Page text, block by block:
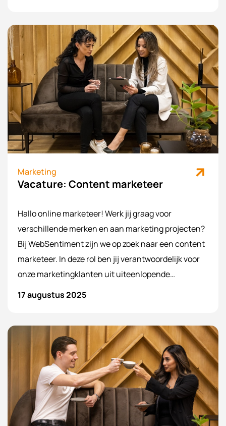
Marketing
Vacature: Content marketeer
Hallo online marketeer! Werk jij graag voor
verschillende merken en aan marketing projecten?
Bij WebSentiment zijn we op zoek naar een content
marketeer. In deze rol ben jij verantwoordelijk voor
onze marketingklanten uit uiteenlopende
branches. Middels de door jou bekende kanalen,
17 augustus 2025